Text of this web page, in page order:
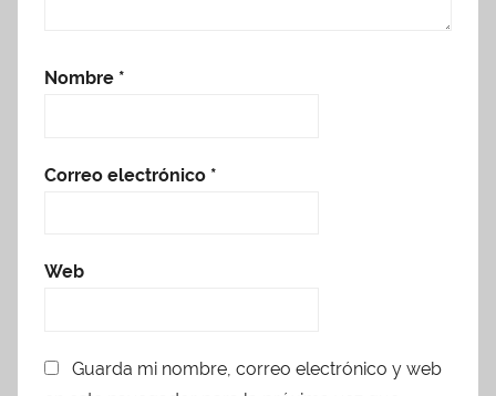
Nombre *
Correo electrónico *
Web
Guarda mi nombre, correo electrónico y web